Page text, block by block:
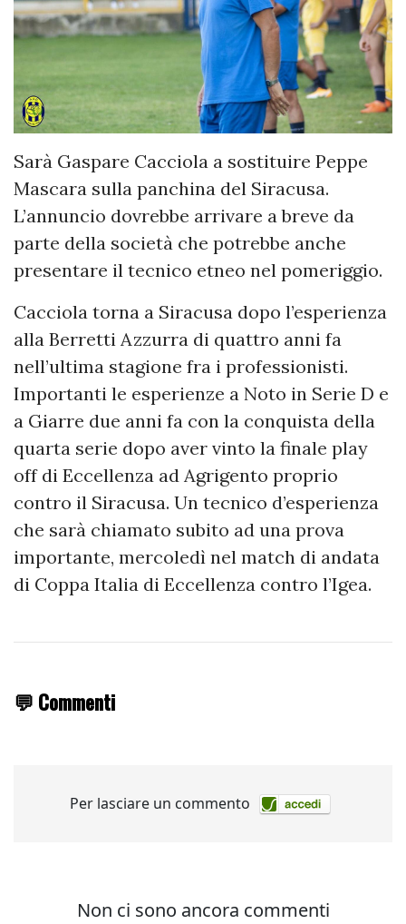
Sarà Gaspare Cacciola a sostituire Peppe
Mascara sulla panchina del Siracusa.
L’annuncio dovrebbe arrivare a breve da
parte della società che potrebbe anche
presentare il tecnico etneo nel pomeriggio.
Cacciola torna a Siracusa dopo l’esperienza
alla Berretti Azzurra di quattro anni fa
nell’ultima stagione fra i professionisti.
Importanti le esperienze a Noto in Serie D e
a Giarre due anni fa con la conquista della
quarta serie dopo aver vinto la finale play
off di Eccellenza ad Agrigento proprio
contro il Siracusa. Un tecnico d’esperienza
che sarà chiamato subito ad una prova
importante, mercoledì nel match di andata
di Coppa Italia di Eccellenza contro l’Igea.
💬 Commenti